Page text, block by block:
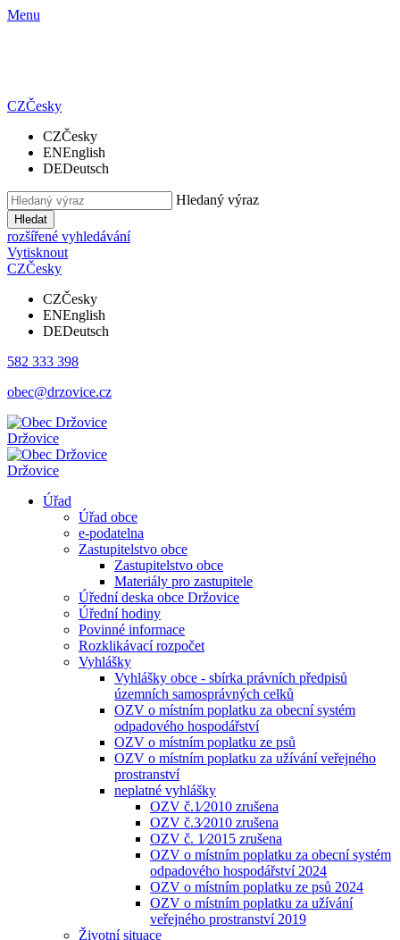
Menu
CZČesky
CZČesky
ENEnglish
DEDeutsch
Hledaný výraz
Hledat
rozšířené vyhledávání
Vytisknout
CZČesky
CZČesky
ENEnglish
DEDeutsch
582 333 398
obec@drzovice.cz
Držovice
Držovice
Úřad
Úřad obce
e-podatelna
Zastupitelstvo obce
Zastupitelstvo obce
Materiály pro zastupitele
Úřední deska obce Držovice
Úřední hodiny
Povinné informace
Rozklikávací rozpočet
Vyhlášky
Vyhlášky obce - sbírka právních předpisů
územních samosprávných celků
OZV o místním poplatku za obecní systém
odpadového hospodářství
OZV o místním poplatku ze psů
OZV o místním poplatku za užívání veřejného
prostranství
neplatné vyhlášky
OZV č.1⁄2010 zrušena
OZV č.3⁄2010 zrušena
OZV č. 1⁄2015 zrušena
OZV o místním poplatku za obecní systém
odpadového hospodářství 2024
OZV o místním poplatku ze psů 2024
OZV o místním poplatku za užívání
veřejného prostranství 2019
Životní situace